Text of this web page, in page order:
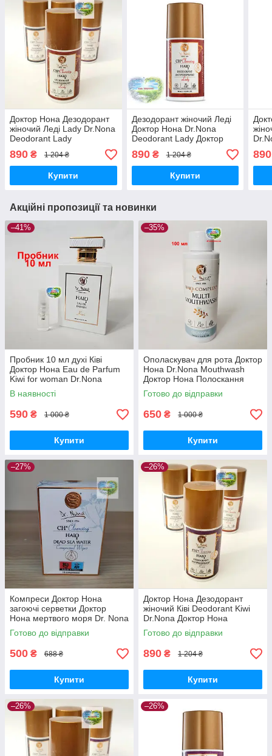
Доктор Нона Дезодорант
жіночий Леді Lady Dr.Nona
Deodorant Lady
Дезодорант кульковий
Доктор Нона 95 мл
890 ₴ 1 204 ₴
Купити
Дезодорант жіночий Леді
Доктор Нона Dr.Nona
Deodorant Lady Доктор
Нона кульковий
дезодорант Леді
890₴ 1 204 ₴
Купити
890
Акційні пропозиції та новинки
–41%
Пробник 10 мл духі Ківі
Доктор Нона Eau de Parfum
Kiwi for woman Dr.Nona
Парфумована вода Ківі
В наявності
590 ₴ 1 000 ₴
Купити
–35%
Ополаскувач для рота Доктор
Нона Dr.Nona Mouthwash
Доктор Нона Полоскання
Золоті краплі 100 мл
Готово до відправки
650 ₴ 1 000 ₴
Купити
–27%
Компреси Доктор Нона
загоючі серветки Доктор
Нона мертвого моря Dr. Nona
Dead Sea Water Compresses
Готово до відправки
500 ₴ 688 ₴
Купити
–26%
Доктор Нона Дезодорант
жіночий Ківі Deodorant Kiwi
Dr.Nona Доктор Нона
дезодорант кульковий Ківі
Готово до відправки
890 ₴ 1 204 ₴
Купити
–26% –26%